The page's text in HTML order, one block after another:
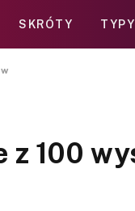
SKRÓTY TYPY
z 100